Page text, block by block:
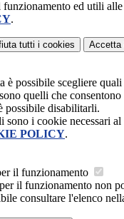
funzionamento ed utili
.
tutti i cookies Accetta
è possibile scegliere
quelli che
possibile disabilitarli.
sono i cookie necessari
POLICY.
il funzionamento
il funzionamento non
consultare l'elenco